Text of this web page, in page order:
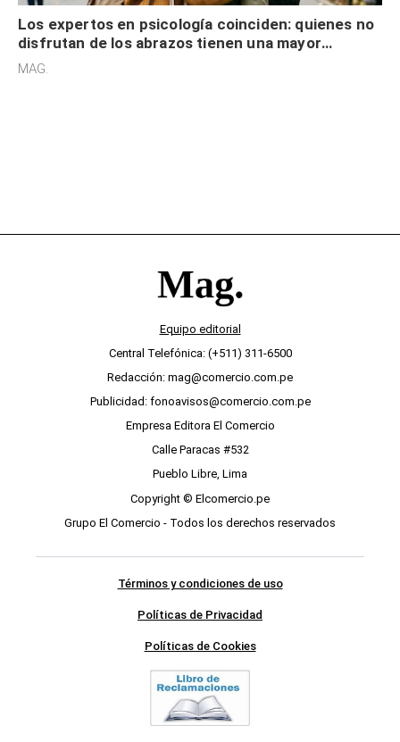
Los expertos en psicología coinciden: quienes no
disfrutan de los abrazos tienen una mayor
sensibilidad a los estímulos físicos y no es por
MAG.
Equipo editorial
Central Telefónica: (+511) 311-6500
Redacción: mag@comercio.com.pe
Publicidad: fonoavisos@comercio.com.pe
Empresa Editora El Comercio
Calle Paracas #532
Pueblo Libre, Lima
Copyright © Elcomercio.pe
Grupo El Comercio - Todos los derechos reservados
Términos y condiciones de uso
Políticas de Privacidad
Políticas de Cookies